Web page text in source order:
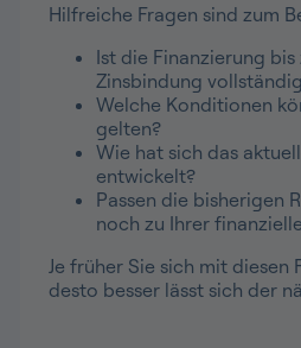
Hilfreiche Fragen sind zum
Ist die Finanzierung
Zinsbindung
Welche Konditionen
gelten?
Wie hat sich das
entwickelt?
Passen die bisherigen
noch zu Ihrer
Je früher Sie sich mit diesen
desto besser lässt sich der